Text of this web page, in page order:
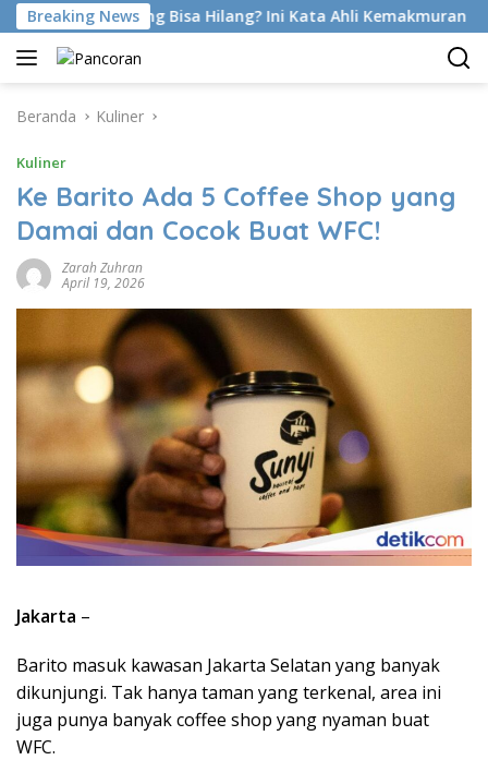
Langsung
ke
konten
Breaking News
Emang Bisa Hilang? Ini Kata Ahli Kemakmuran
Beranda Kuliner
Kuliner
Ke Barito Ada 5 Coffee Shop yang
Damai dan Cocok Buat WFC!
Zarah Zuhran
April 19, 2026
Jakarta –
Barito masuk kawasan Jakarta Selatan yang banyak
dikunjungi. Tak hanya taman yang terkenal, area ini
juga punya banyak coffee shop yang nyaman buat
WFC.